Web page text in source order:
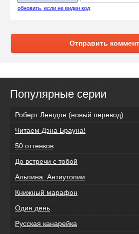
обновить, если не виден код
Отправить
Популярные серии
Роберт Ленгдон (новый перевод)
Читаем Дэна Брауна!
50 оттенков
До встречи с тобой
Альпина. Антиутопии
Книжный марафон
Один день
Русская канарейка